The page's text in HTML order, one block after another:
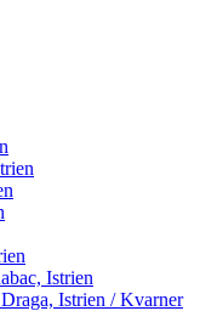
Istrien
Istrien / Kvarner